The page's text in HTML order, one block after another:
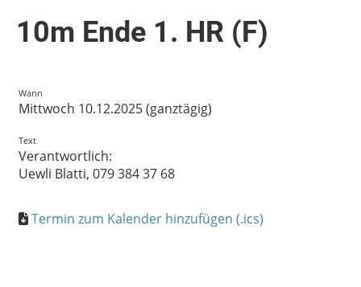
10m Ende 1. HR (F)
Wann
Mittwoch 10.12.2025 (ganztägig)
Text
Verantwortlich:
Uewli Blatti, 079 384 37 68
Termin zum Kalender hinzufügen (.ics)